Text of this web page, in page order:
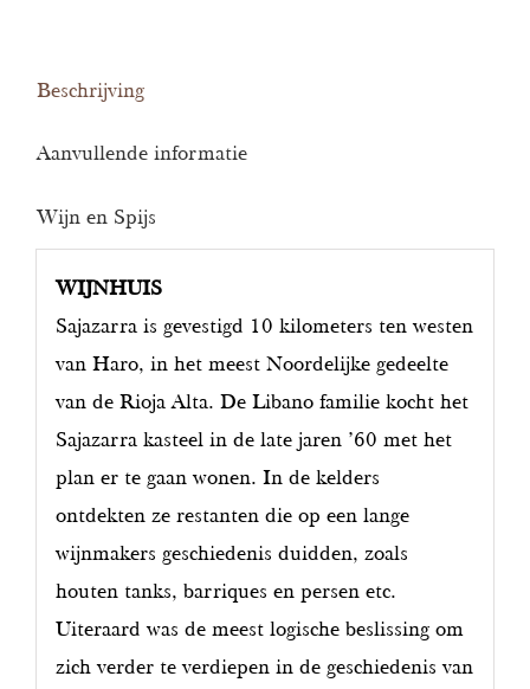
Beschrijving
Aanvullende informatie
Wijn en Spijs
WIJNHUIS
Sajazarra is gevestigd 10 kilometers ten westen
van Haro, in het meest Noordelijke gedeelte
van de Rioja Alta. De Libano familie kocht het
Sajazarra kasteel in de late jaren ’60 met het
plan er te gaan wonen. In de kelders
ontdekten ze restanten die op een lange
wijnmakers geschiedenis duidden, zoals
houten tanks, barriques en persen etc.
Uiteraard was de meest logische beslissing om
zich verder te verdiepen in de geschiedenis van